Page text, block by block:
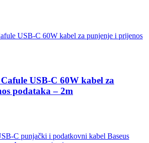
USB-C 60W kabel za
podataka – 2m